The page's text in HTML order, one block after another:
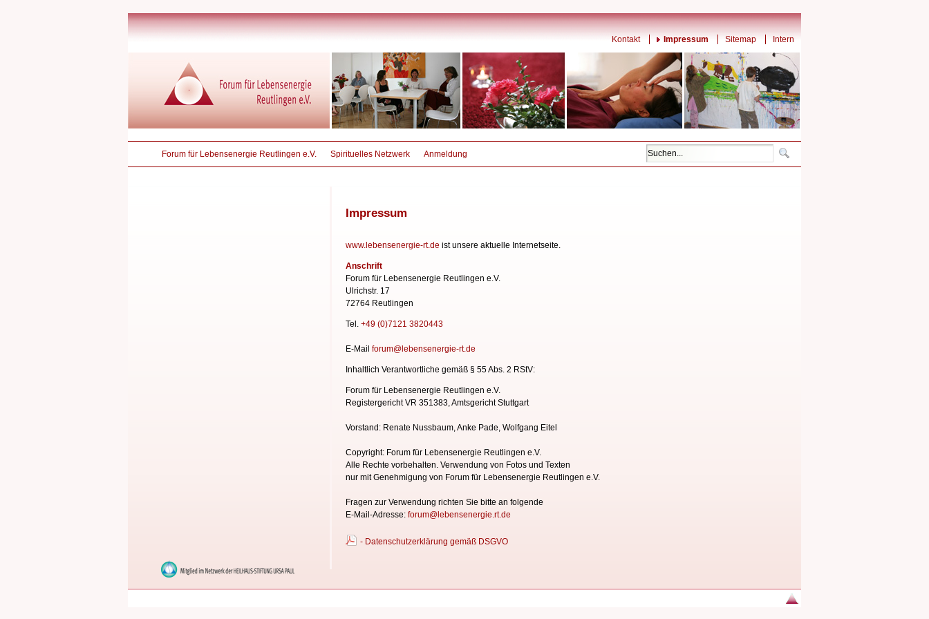
Kontakt Impressum Sitemap Intern
Forum für Lebensenergie Reutlingen e.V. Spirituelles Netzwerk Anmeldung
Impressum
www.lebensenergie-rt.de ist unsere aktuelle Internetseite.
Anschrift
Forum für Lebensenergie Reutlingen e.V.
Ulrichstr. 17
72764 Reutlingen
Tel. +49 (0)7121 3820443
E-Mail forum@lebensenergie-rt.de
Inhaltlich Verantwortliche gemäß § 55 Abs. 2 RStV:
Forum für Lebensenergie Reutlingen e.V.
Registergericht VR 351383, Amtsgericht Stuttgart
Vorstand: Renate Nussbaum, Anke Pade, Wolfgang Eitel
Copyright: Forum für Lebensenergie Reutlingen e.V.
Alle Rechte vorbehalten. Verwendung von Fotos und Texten
nur mit Genehmigung von Forum für Lebensenergie Reutlingen e.V.
Fragen zur Verwendung richten Sie bitte an folgende
E-Mail-Adresse: forum@lebensenergie.rt.de
- Datenschutzerklärung gemäß DSGVO